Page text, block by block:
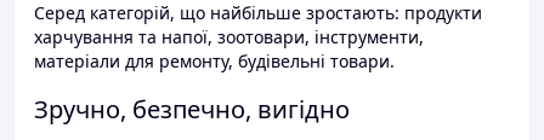
Серед категорій, що найбільше зростають: продукти
харчування та напої, зоотовари, інструменти,
матеріали для ремонту, будівельні товари.
Зручно, безпечно, вигідно